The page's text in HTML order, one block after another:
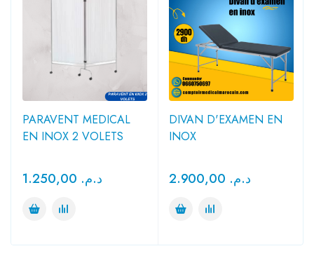
PARAVENT MEDICAL
EN INOX 2 VOLETS
د.م.
DIVAN D'EXAMEN EN
INOX
د.م.